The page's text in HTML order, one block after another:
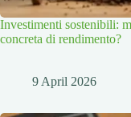
Investimenti sostenibili:
concreta di rendimento?
9 April 2026